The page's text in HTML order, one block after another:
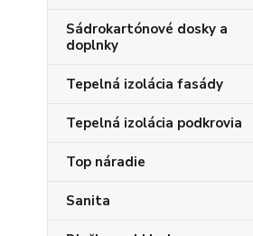
Sádrokartónové dosky a
doplnky
Tepelná izolácia fasády
Tepelná izolácia podkrovia
Top náradie
Sanita